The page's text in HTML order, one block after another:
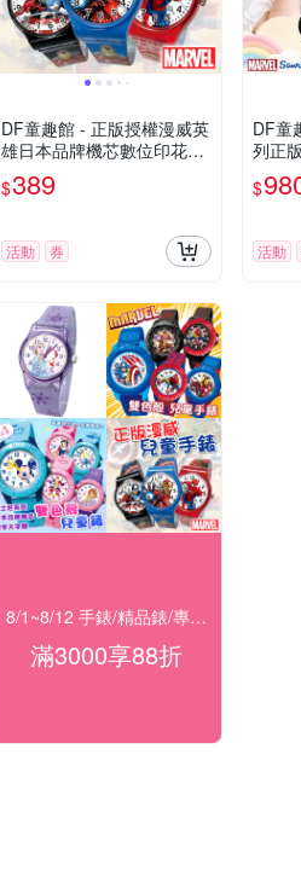
DF童趣館 - 正版授權漫威英
雄日本品牌機芯數位印花兒
童手錶
$389
活動 券
DF童
列正
- 多款
$
活動
8/1~8/12 手錶/精品錶/專櫃飾品 指定商品滿$3000享88折
滿3000享88折